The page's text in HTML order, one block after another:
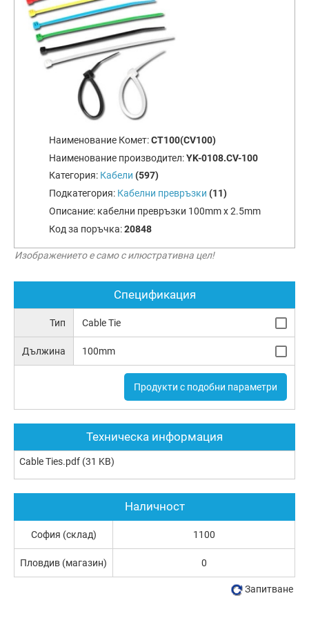
Наименование Комет:CT100(CV100)
Наименование производител:YK-0108.CV-100
Категория: Кабели (597)
Подкатегория: Кабелни превръзки (11)
Описание: кабелни превръзки 100mm х 2.5mm
Код за поръчка:20848
Изображението е само с илюстративна цел!
Спецификация
Тип Cable Tie
Дължина 100mm
Продукти с подобни параметри
Техническа информация
Cable Ties.pdf (31 KB)
Наличност
София (склад) 1100
Пловдив (магазин) 0
Запитване